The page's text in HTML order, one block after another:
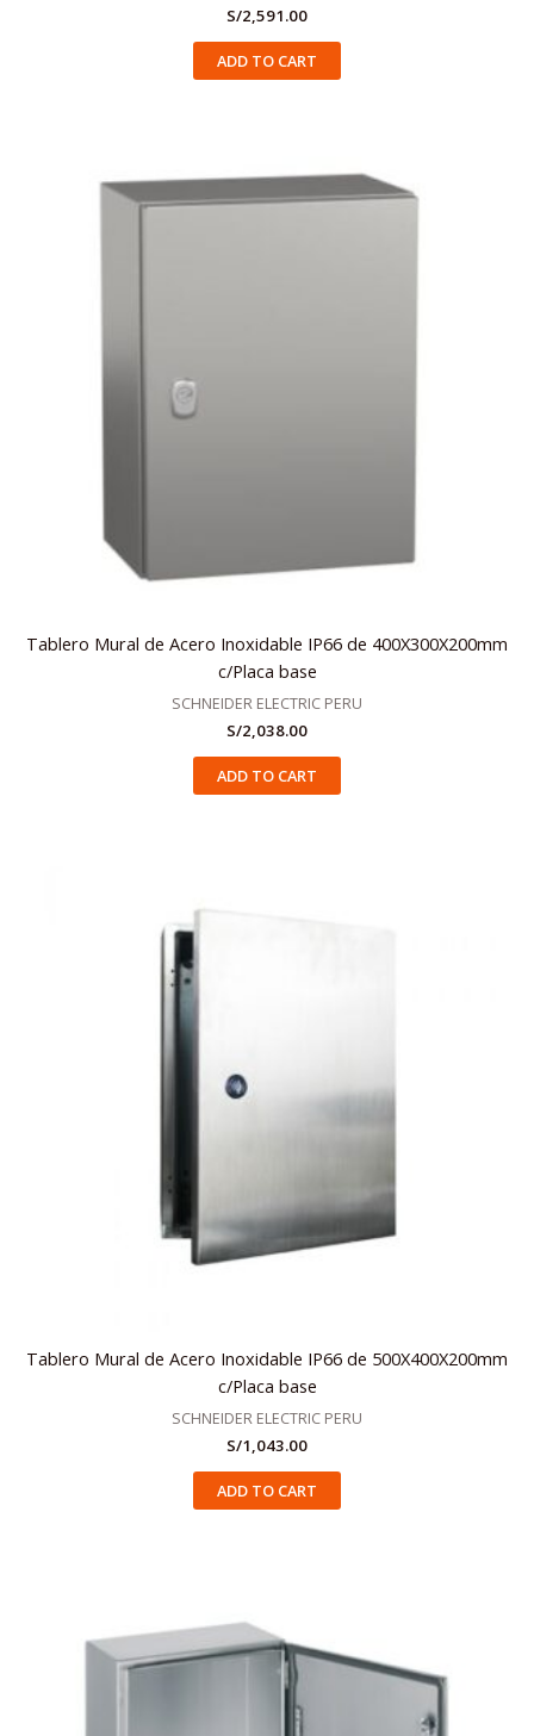
S/2,591.00
ADD TO CART
Tablero Mural de Acero Inoxidable IP66 de 400X300X200mm
c/Placa base
SCHNEIDER ELECTRIC PERU
S/2,038.00
ADD TO CART
Tablero Mural de Acero Inoxidable IP66 de 500X400X200mm
c/Placa base
SCHNEIDER ELECTRIC PERU
S/1,043.00
ADD TO CART